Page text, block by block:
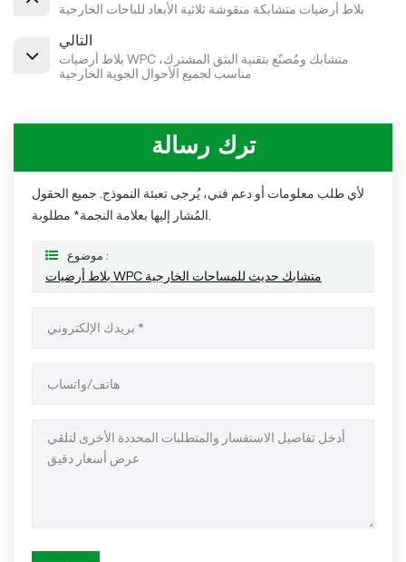
بلاط أرضيات متشابكة منقوشة ثلاثية الأبعاد للباحات الخارجية
التالي
بلاط أرضيات WPC متشابك ومُصنّع بتقنية البثق المشترك،
مناسب لجميع الأحوال الجوية الخارجية
ترك رسالة
لأي طلب معلومات أو دعم فني، يُرجى تعبئة النموذج. جميع الحقول
المُشار إليها بعلامة النجمة* مطلوبة.
موضوع :
بلاط أرضيات WPC متشابك حديث للمساحات الخارجية